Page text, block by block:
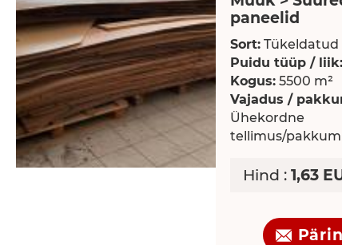
paneelid
Sort: Tükeldatud
Puidu tüüp / liik:
Kogus: 5500 m²
Vajadus /
Ühekordne
tellimus/
Hind : 1,63
Päring